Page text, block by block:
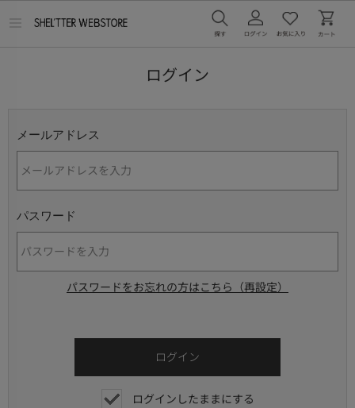
ログイン
メールアドレス
パスワード
パスワードをお忘れの方はこちら（再設定）
ログインしたままにする